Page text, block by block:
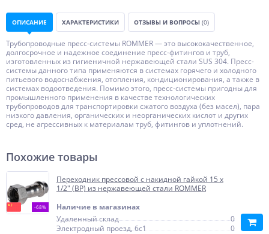
ОПИСАНИЕ ХАРАКТЕРИСТИКИ ОТЗЫВЫ И ВОПРОСЫ (0)
Трубопроводные пресс-системы ROMMER — это высококачественное,
долгосрочное и надежное соединение пресс-фитингов и труб,
изготовленных из гигиеничной нержавеющей стали SUS 304. Пресс-
системы данного типа применяются в системах горячего и холодного
питьевого водоснабжения, отопления, кондиционирования, а также в
системах водоотведения. Помимо этого, пресс-системы пригодны для
промышленного применения в качестве технологических
трубопроводов для транспортировки сжатого воздуха (без масел), пара
низкого давления, органических и неорганических кислот и других
сред, не агрессивных к материалам труб, фитингов и уплотнений.
Похожие товары
-68%
Переходник прессовой с накидной гайкой 15 x
1/2" (ВР) из нержавеющей стали ROMMER
Наличие в магазинах
Удаленный склад
0
Электродный проезд, 6с1
0